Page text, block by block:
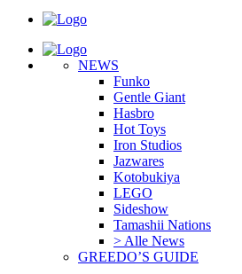
NEWS
Funko
Gentle Giant
Hasbro
Hot Toys
Iron Studios
Jazwares
Kotobukiya
LEGO
Sideshow
Tamashii Nations
> Alle News
GREEDO’S GUIDE